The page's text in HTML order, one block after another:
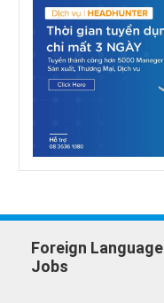
Foreign Language
Jobs